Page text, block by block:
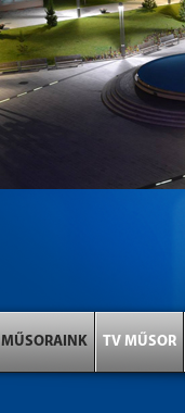
MŰSORAINK TV MŰSOR